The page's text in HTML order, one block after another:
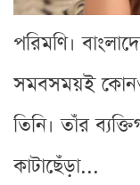
পরিমণি।
সমবসময়ই কোনও
তিনি। তাঁর
কাটাছেঁড়া...